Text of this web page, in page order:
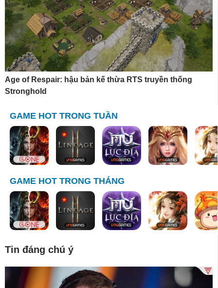
Age of Respair: hậu bản kế thừa RTS truyền thống
Stronghold
GAME HOT TRONG TUẦN
GAME HOT TRONG THÁNG
Tin đáng chú ý